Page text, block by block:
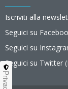
Iscriviti alla
Seguici su
Seguici su
Seguici su Twitter
Privacy